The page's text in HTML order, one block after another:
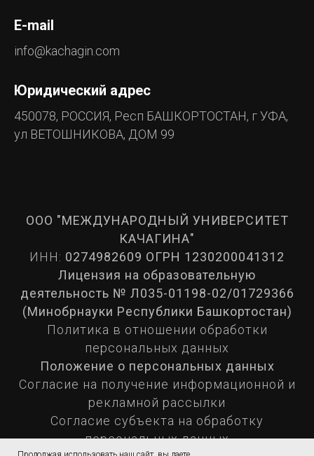
E-mail
info@kachagin.com
Юридический адрес
450078, РОССИЯ, Респ БАШКОРТОСТАН, г УФА,
ул ВЕТОШНИКОВА, ДОМ 99
ООО "МЕЖДУНАРОДНЫЙ УНИВЕРСИТЕТ
КАЧАГИНА"
ИНН: 0274982609 ОГРН 1230200041312
Лицензия на образовательную
деятельность № Л035-01198-02/01729366
(Минобрнауки Республики Башкортостан)
Политика в отношении обработки
персональных данных
Положение о персональных данных
Согласие на получение информационной и
рекламной рассылки
Согласие субъекта на обработку
персональных данных